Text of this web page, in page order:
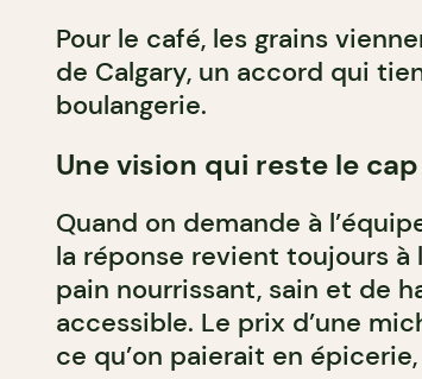
Pour le café, les grains
de Calgary, un accord qui
boulangerie.
Une vision qui reste le cap
Quand on demande à
la réponse revient toujours à
pain nourrissant, sain et de
accessible. Le prix d’une
ce qu’on paierait en